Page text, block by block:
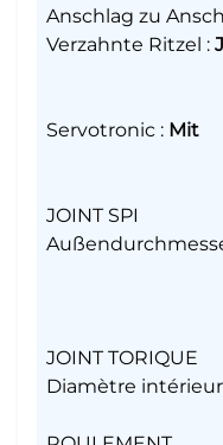
Anschlag zu
Verzahnte Ritzel :
Servotronic : Mit
JOINT SPI
JOINT TORIQUE
Diamètre intérieur